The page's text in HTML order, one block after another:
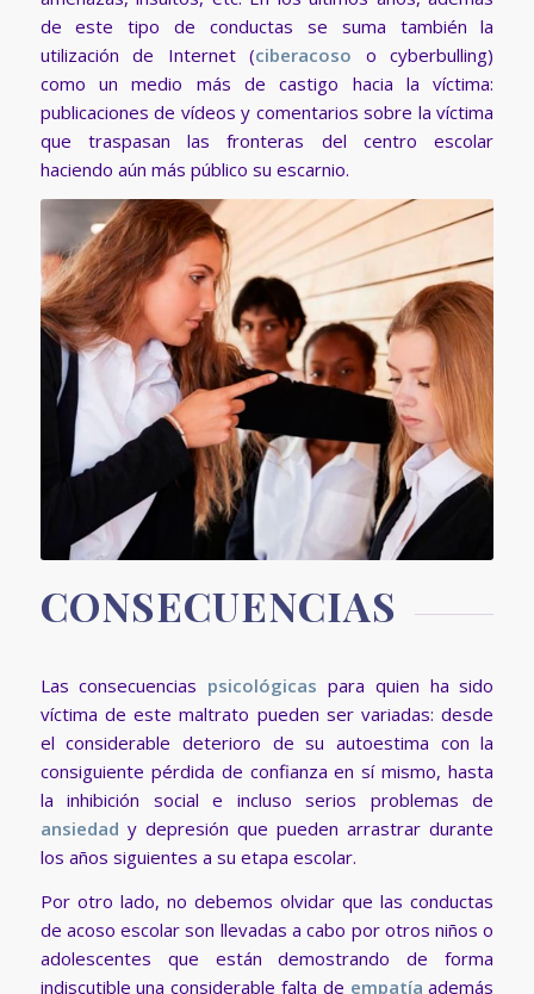
de este tipo de conductas se suma también la
utilización de Internet (ciberacoso o cyberbulling)
como un medio más de castigo hacia la víctima:
publicaciones de vídeos y comentarios sobre la víctima
que traspasan las fronteras del centro escolar
haciendo aún más público su escarnio.
CONSECUENCIAS
Las consecuencias psicológicas para quien ha sido
víctima de este maltrato pueden ser variadas: desde
el considerable deterioro de su autoestima con la
consiguiente pérdida de confianza en sí mismo, hasta
la inhibición social e incluso serios problemas de
ansiedad y depresión que pueden arrastrar durante
los años siguientes a su etapa escolar.
Por otro lado, no debemos olvidar que las conductas
de acoso escolar son llevadas a cabo por otros niños o
adolescentes que están demostrando de forma
indiscutible una considerable falta de empatía además